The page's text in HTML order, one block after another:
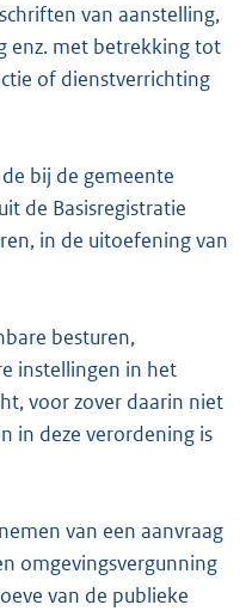
van aanstelling,
enz. met betrekking tot
of dienstverrichting
bij de gemeente
de Basisregistratie
in de uitoefening van
besturen,
instellingen in het
voor zover daarin niet
in deze verordening is
van een aanvraag
omgevingsvergunning
van de publieke